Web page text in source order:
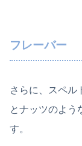
フレーバー
さらに、スペル
とナッツのよう
す。